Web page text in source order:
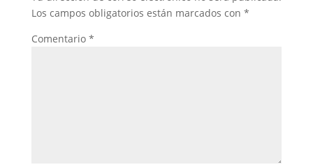
Los campos obligatorios están marcados con *
Comentario *